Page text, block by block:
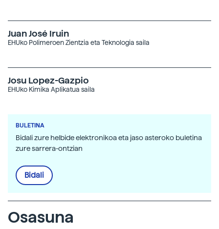
Juan José Iruin
EHUko Polimeroen Zientzia eta Teknologia saila
Josu Lopez-Gazpio
EHUko Kimika Aplikatua saila
BULETINA
Bidali zure helbide elektronikoa eta jaso asteroko buletina
zure sarrera-ontzian
Bidali
Osasuna